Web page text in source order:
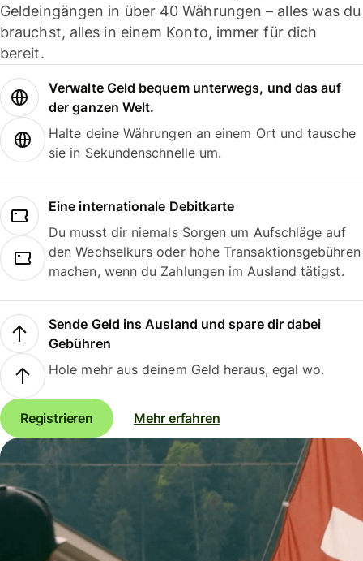
Geldeingängen in über 40 Währungen – alles was du
brauchst, alles in einem Konto, immer für dich
bereit.
Verwalte Geld bequem unterwegs, und das auf
der ganzen Welt.
Halte deine Währungen an einem Ort und tausche
sie in Sekundenschnelle um.
Eine internationale Debitkarte
Du musst dir niemals Sorgen um Aufschläge auf
den Wechselkurs oder hohe Transaktionsgebühren
machen, wenn du Zahlungen im Ausland tätigst.
Sende Geld ins Ausland und spare dir dabei
Gebühren
Hole mehr aus deinem Geld heraus, egal wo.
Registrieren Mehr erfahren